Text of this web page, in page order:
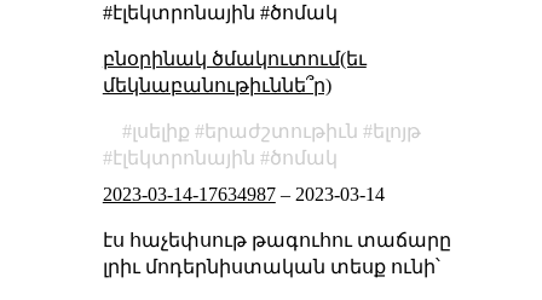
#էլեկտրոնային #ծոմակ
բնօրինակ ծմակուտում(եւ
մեկնաբանութիւննե՞ր)
լսելիք երաժշտութիւն
ելոյթ
էլեկտրոնային
ծոմակ
2023-03-14-17634987– 2023-03-14
էս հաչեփսութ թագուհու տաճարը
լրիւ մոդերնիստական տեսք ունի՝